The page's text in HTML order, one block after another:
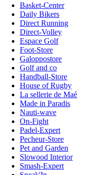
Basket-Center
Daily Bikers
Direct Running
Direct-Volley
Espace Golf
Foot-Store
Galoppostore
Golf and co
Handball-Store
House of Rugby
La sellerie de Maé
Made in Paradis
Nauti-wave
On-Fight
Padel-Expert
Pecheur-Store
Pet and Garden
Slowood Interior
Smash-Expert